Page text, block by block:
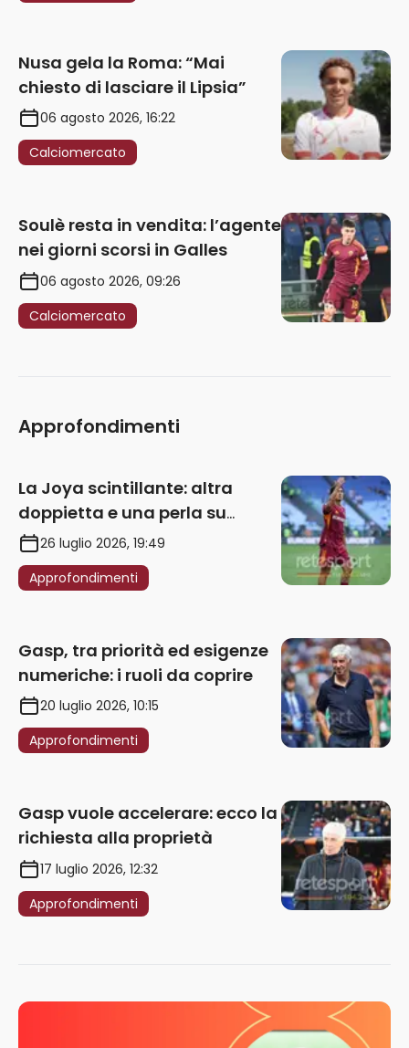
Nusa gela la Roma: “Mai
chiesto di lasciare il Lipsia”
06 agosto 2026, 16:22
Calciomercato
Soulè resta in vendita: l’agente
nei giorni scorsi in Galles
06 agosto 2026, 09:26
Calciomercato
Approfondimenti
La Joya scintillante: altra
doppietta e una perla su
punizione – VIDEO
26 luglio 2026, 19:49
Approfondimenti
Gasp, tra priorità ed esigenze
numeriche: i ruoli da coprire
20 luglio 2026, 10:15
Approfondimenti
Gasp vuole accelerare: ecco la
richiesta alla proprietà
17 luglio 2026, 12:32
Approfondimenti